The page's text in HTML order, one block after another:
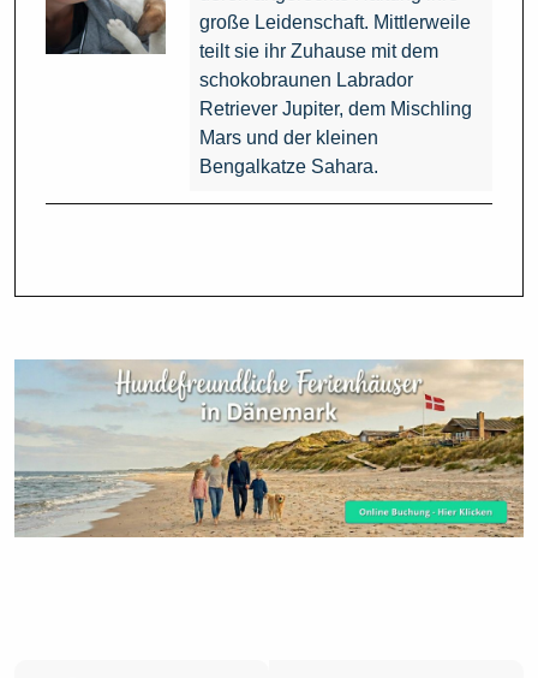
große Leidenschaft. Mittlerweile
teilt sie ihr Zuhause mit dem
schokobraunen Labrador
Retriever Jupiter, dem Mischling
Mars und der kleinen
Bengalkatze Sahara.